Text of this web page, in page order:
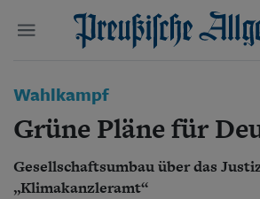
Wirtschaft
Gesellschaft
Suchen und finden
Wahlkampf
Grüne Pläne für
Gesellschaftsumbau über das
„Klimakanzleramt“